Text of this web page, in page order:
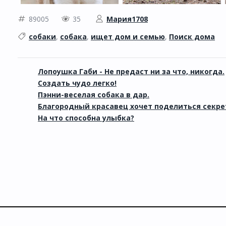
89005 35
Мария1708
собаки, собака, ищет дом и семью, Поиск дома
Лопоушка Габи - Не предаст ни за что, никогда.
Создать чудо легко!
Пэнни-веселая собака в дар.
Благородный красавец хочет поделиться
На что способна улыбка?